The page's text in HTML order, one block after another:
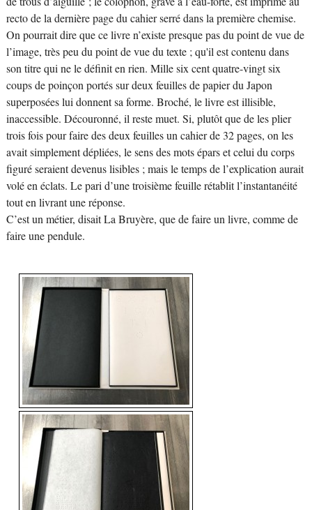
recto de la dernière page du cahier serré dans la première chemise.
On pourrait dire que ce livre n’existe presque pas du point de vue de
l’image, très peu du point de vue du texte ; qu'il est contenu dans
son titre qui ne le définit en rien. Mille six cent quatre-vingt six
coups de poinçon portés sur deux feuilles de papier du Japon
superposées lui donnent sa forme. Broché, le livre est illisible,
inaccessible. Découronné, il reste muet. Si, plutôt que de les plier
trois fois pour faire des deux feuilles un cahier de 32 pages, on les
avait simplement dépliées, le sens des mots épars et celui du corps
figuré seraient devenus lisibles ; mais le temps de l’explication aurait
volé en éclats. Le pari d’une troisième feuille rétablit l’instantanéité
tout en livrant une réponse.
C’est un métier, disait La Bruyère, que de faire un livre, comme de
faire une pendule.